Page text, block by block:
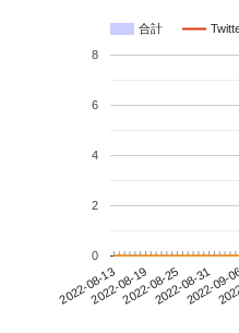
合計
2022-08-132022-08-192022-08-252022-08-31
2022-09-
0
2
4
6
8